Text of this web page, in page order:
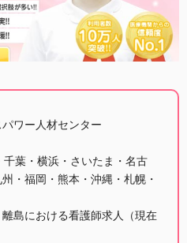
パワー人材センター
千葉・横浜・さいたま・名古
・福岡・熊本・沖縄・札幌・
離島における看護師求人（現在